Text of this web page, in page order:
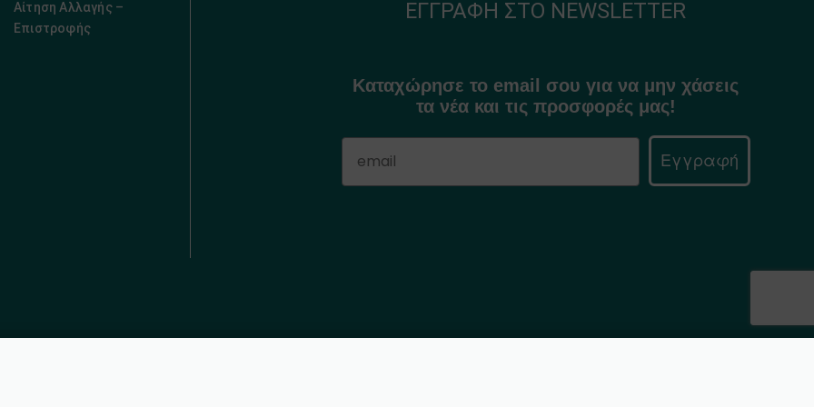
Αίτηση Αλλαγής –
Επιστροφής
ΕΓΓΡΑΦΉ ΣΤΟ NEWSLETTER
Καταχώρησε το email σου για να μην χάσεις
τα νέα και τις προσφορές μας!
Εγγραφή